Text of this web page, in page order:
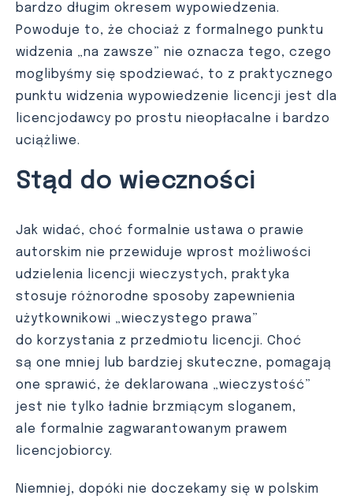
bardzo długim okresem wypowiedzenia.
Powoduje to, że chociaż z formalnego punktu
widzenia „na zawsze” nie oznacza tego, czego
moglibyśmy się spodziewać, to z praktycznego
punktu widzenia wypowiedzenie licencji jest dla
licencjodawcy po prostu nieopłacalne i bardzo
uciążliwe.
Stąd do wieczności
Jak widać, choć formalnie ustawa o prawie
autorskim nie przewiduje wprost możliwości
udzielenia licencji wieczystych, praktyka
stosuje różnorodne sposoby zapewnienia
użytkownikowi „wieczystego prawa”
do korzystania z przedmiotu licencji. Choć
są one mniej lub bardziej skuteczne, pomagają
one sprawić, że deklarowana „wieczystość”
jest nie tylko ładnie brzmiącym sloganem,
ale formalnie zagwarantowanym prawem
licencjobiorcy.
Niemniej, dopóki nie doczekamy się w polskim